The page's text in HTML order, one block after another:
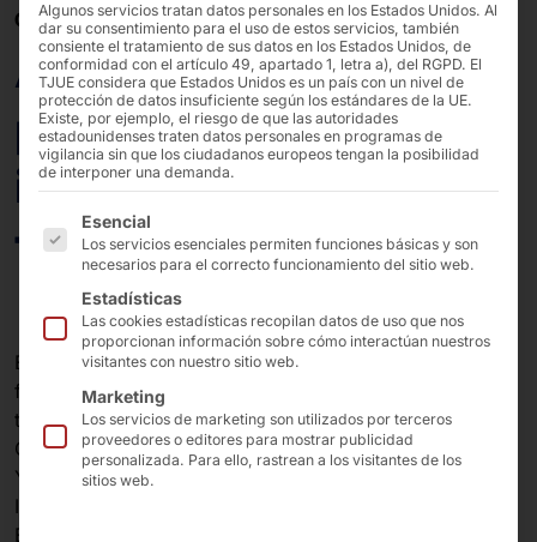
03/09/2024
Arne Weber gana el
premio a la mejor
innovación científico-
técnica
El 27 de agosto de 2024, Arne Weber, fundador de
faytech, prima de Pyramid Computer , y director
técnico de Pyramid AG, empresa matriz de Pyramid
Computer, ganó el prestigioso premio "Outstanding
Young Entrepreneur Award for Best Sci-Tech
Innovation" en la quinta edición de los premios Greater
Bay Area Young Entrepreneurs Awards.
Algunos servicios tratan datos personales en los Estados Unidos. Al
dar su consentimiento para el uso de estos servicios, también
consiente el tratamiento de sus datos en los Estados Unidos, de
conformidad con el artículo 49, apartado 1, letra a), del RGPD. El
TJUE considera que Estados Unidos es un país con un nivel de
protección de datos insuficiente según los estándares de la UE.
Existe, por ejemplo, el riesgo de que las autoridades
estadounidenses traten datos personales en programas de
vigilancia sin que los ciudadanos europeos tengan la posibilidad
de interponer una demanda.
A continuación se enumeran los grupos de servicios
Esencial
Los servicios esenciales permiten funciones básicas y son
necesarios para el correcto funcionamiento del sitio web.
Estadísticas
Las cookies estadísticas recopilan datos de uso que nos
proporcionan información sobre cómo interactúan nuestros
visitantes con nuestro sitio web.
Marketing
Los servicios de marketing son utilizados por terceros
proveedores o editores para mostrar publicidad
personalizada. Para ello, rastrean a los visitantes de los
sitios web.